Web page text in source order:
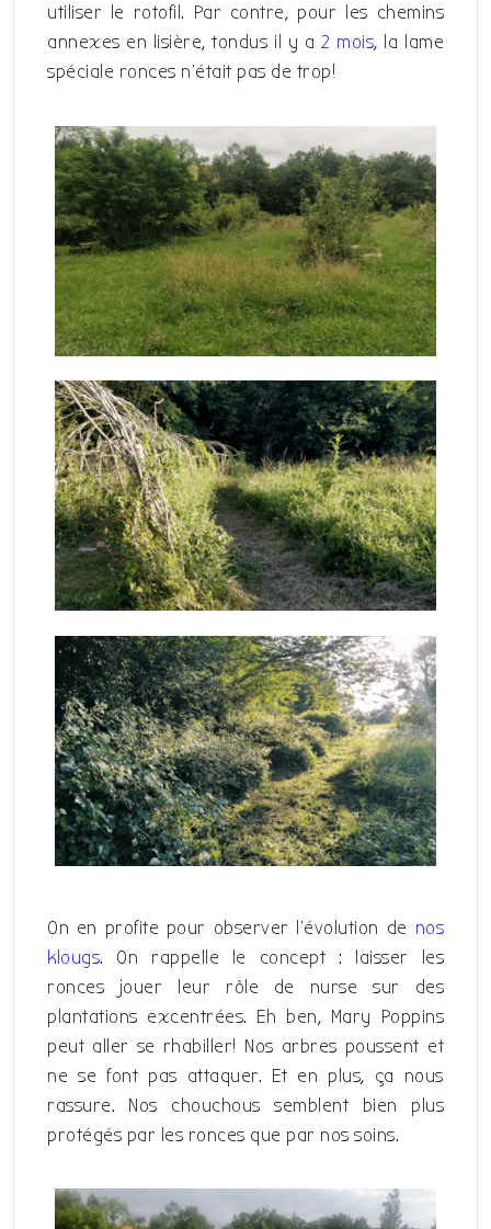
utiliser le rotofil. Par contre, pour les chemins
annexes en lisière, tondus il y a2 mois, la lame
spéciale ronces n’était pas de trop!
On en profite pour observer l’évolution de nos
klougs. On rappelle le concept : laisser les
ronces jouer leur rôle de nurse sur des
plantations excentrées. Eh ben, Mary Poppins
peut aller se rhabiller! Nos arbres poussent et
ne se font pas attaquer. Et en plus, ça nous
rassure. Nos chouchous semblent bien plus
protégés par les ronces que par nos soins.